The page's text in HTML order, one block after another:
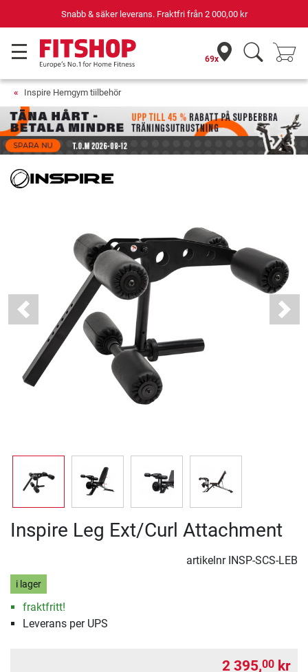
Snabb & säker leverans. Fraktfri från 2 000,00 kr
69x
Inspire Hemgym tiilbehör
Previous Next
Inspire Leg Ext/Curl Attachment
artikelnr INSP-SCS-LEB
i lager
fraktfritt!
Leverans per UPS
2 395,00 kr